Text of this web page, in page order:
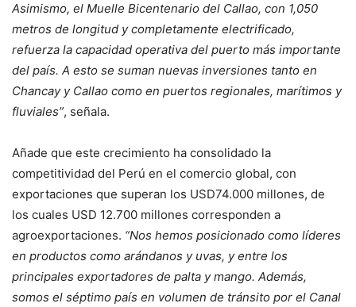
Asimismo, el Muelle Bicentenario del Callao, con 1,050
metros de longitud y completamente electrificado,
refuerza la capacidad operativa del puerto más importante
del país. A esto se suman nuevas inversiones tanto en
Chancay y Callao como en puertos regionales, marítimos y
fluviales”, señala.
Añade que este crecimiento ha consolidado la
competitividad del Perú en el comercio global, con
exportaciones que superan los USD74.000 millones, de
los cuales USD 12.700 millones corresponden a
agroexportaciones. “Nos hemos posicionado como líderes
en productos como arándanos y uvas, y entre los
principales exportadores de palta y mango. Además,
somos el séptimo país en volumen de tránsito por el Canal